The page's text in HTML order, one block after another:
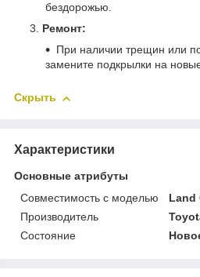
бездорожью.
Ремонт:
При наличии трещин или
замените подкрылки на
Скрыть
Характеристики
Основные атрибуты
Совместимость с моделью
Land
Производитель
Состояние